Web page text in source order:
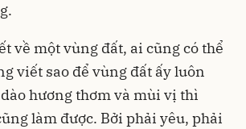
về một vùng đất, ai cũng có thể
viết sao để vùng đất ấy luôn
hương thơm và mùi vị thì
làm được. Bởi phải yêu, phải